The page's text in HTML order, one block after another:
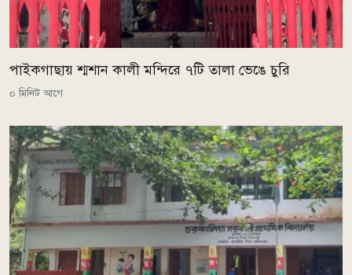
পাইকগাছায় শ্মশান কালী মন্দিরে ৭টি তালা ভেঙে চুরি
০ মিনিট আগে